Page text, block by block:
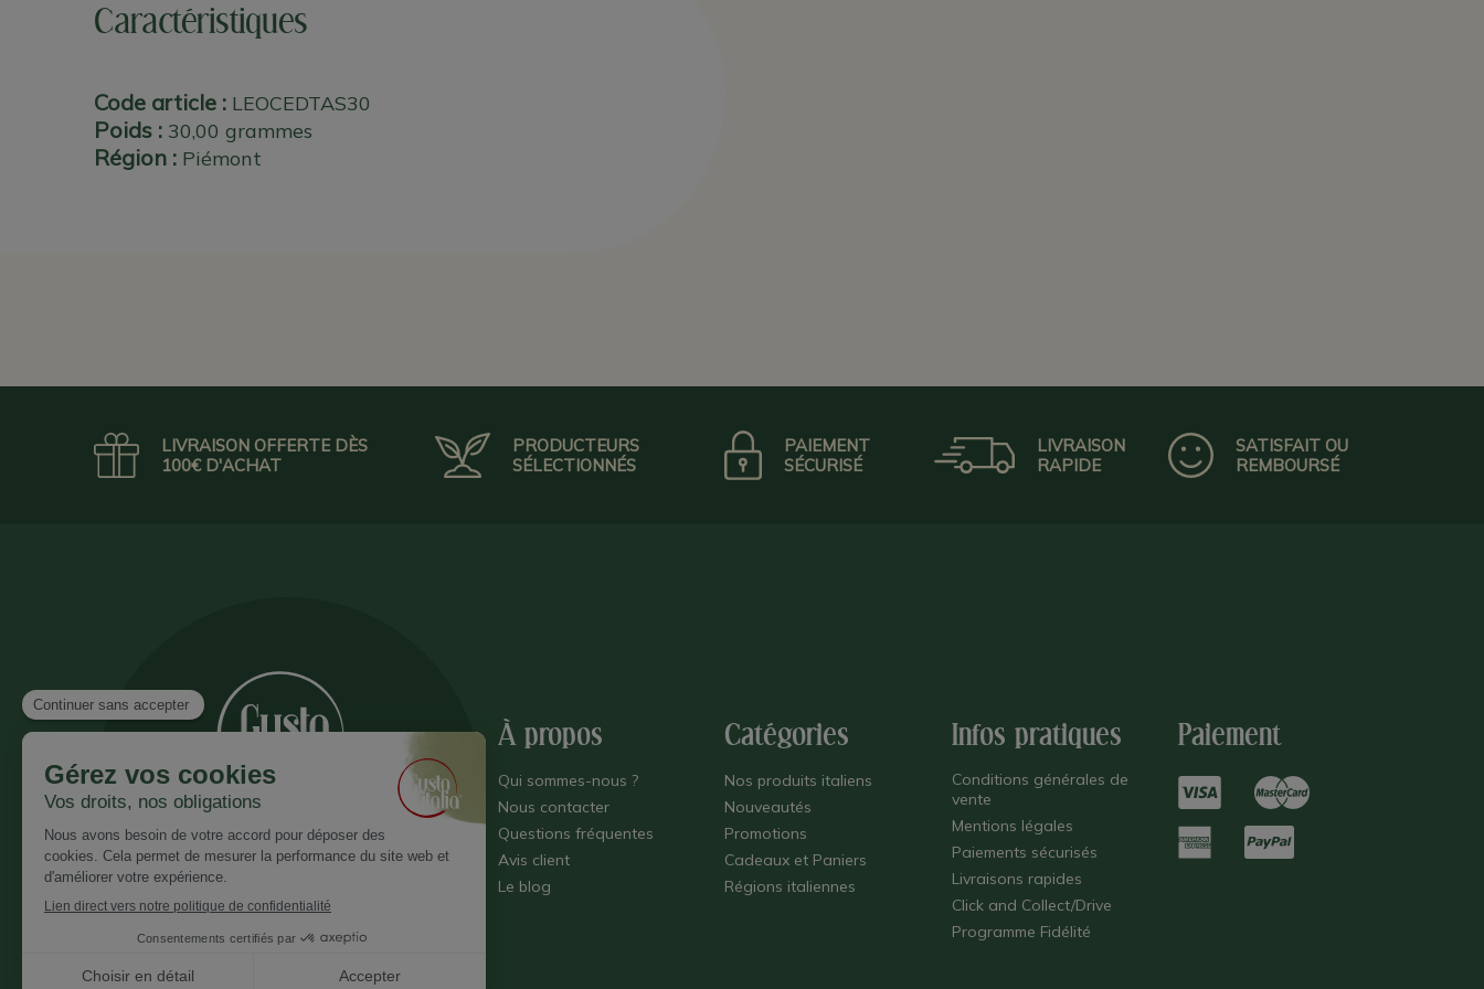
Caractéristiques
Code article : LEOCEDTAS30
Poids : 30,00 grammes
Région : Piémont
LIVRAISON OFFERTE DÈS
100€ D'ACHAT
PRODUCTEURS
SÉLECTIONNÉS
PAIEMENT
SÉCURISÉ
LIVRAISON
RAPIDE
SATISFAIT OU
REMBOURSÉ
À propos
Qui sommes-nous ?
Nous contacter
Questions fréquentes
Avis client
Le blog
Catégories
Nos produits italiens
Nouveautés
Promotions
Cadeaux et Paniers
Régions italiennes
Infos pratiques
Conditions générales de
vente
Mentions légales
Paiements sécurisés
Livraisons rapides
Click and Collect/Drive
Programme Fidélité
Paiement
Inscrivez vous à notre newsletter